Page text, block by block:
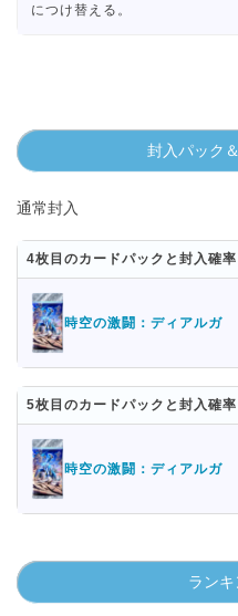
につけ替える。
封入パック
通常封入
4枚目のカードパックと封入確率
時空の激闘：ディアルガ
5枚目のカードパックと封入確率
時空の激闘：ディアルガ
ラン